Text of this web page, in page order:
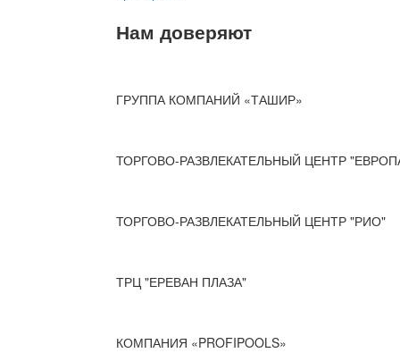
Нам доверяют
ГРУППА КОМПАНИЙ «ТАШИР»
ТОРГОВО-РАЗВЛЕКАТЕЛЬНЫЙ ЦЕНТР
ТОРГОВО-РАЗВЛЕКАТЕЛЬНЫЙ ЦЕНТР "РИО"
ТРЦ "ЕРЕВАН ПЛАЗА"
КОМПАНИЯ «PROFIPOOLS»